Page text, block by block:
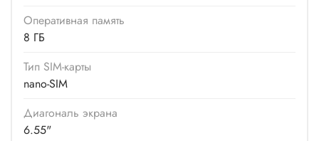
Оперативная память
8 ГБ
Тип SIM-карты
nano-SIM
Диагональ экрана
6.55"